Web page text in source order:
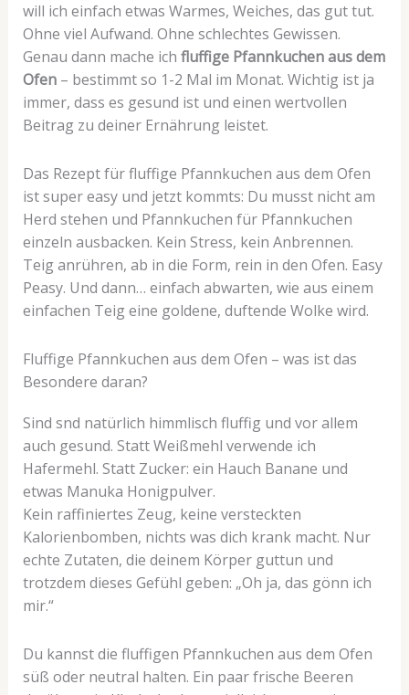
will ich einfach etwas Warmes, Weiches, das gut tut.
Ohne viel Aufwand. Ohne schlechtes Gewissen.
Genau dann mache ich fluffige Pfannkuchen aus dem
Ofen– bestimmt so 1-2 Mal im Monat. Wichtig ist ja
immer, dass es gesund ist und einen wertvollen
Beitrag zu deiner Ernährung leistet.
Das Rezept für fluffige Pfannkuchen aus dem Ofen
ist super easy und jetzt kommts: Du musst nicht am
Herd stehen und Pfannkuchen für Pfannkuchen
einzeln ausbacken. Kein Stress, kein Anbrennen.
Teig anrühren, ab in die Form, rein in den Ofen. Easy
Peasy. Und dann… einfach abwarten, wie aus einem
einfachen Teig eine goldene, duftende Wolke wird.
Fluffige Pfannkuchen aus dem Ofen – was ist das
Besondere daran?
Sind snd natürlich himmlisch fluffig und vor allem
auch gesund. Statt Weißmehl verwende ich
Hafermehl. Statt Zucker: ein Hauch Banane und
etwas Manuka Honigpulver.
Kein raffiniertes Zeug, keine versteckten
Kalorienbomben, nichts was dich krank macht. Nur
echte Zutaten, die deinem Körper guttun und
trotzdem dieses Gefühl geben: „Oh ja, das gönn ich
mir.“
Du kannst die fluffigen Pfannkuchen aus dem Ofen
süß oder neutral halten. Ein paar frische Beeren